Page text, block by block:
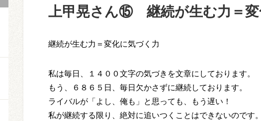
上甲晃さん⑮ 継続が生む力＝変
継続が生む力＝変化に気づく力
私は毎日、１４００文字の気づきを文章にしております。
もう、６８６５日、毎日欠かさずに継続しております。
ライバルが「よし、俺も」と思っても、もう遅い！
私が継続する限り、絶対に追いつくことはできないのです。